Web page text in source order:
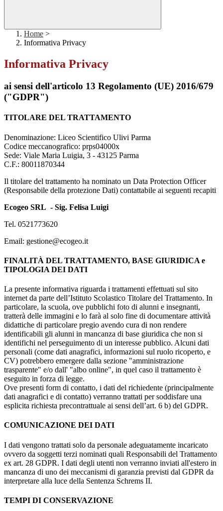
Home >
Informativa Privacy
Informativa Privacy
ai sensi dell'articolo 13 Regolamento (UE) 2016/679
("GDPR")
TITOLARE DEL TRATTAMENTO
Denominazione: Liceo Scientifico Ulivi Parma
Codice meccanografico: prps04000x
Sede: Viale Maria Luigia, 3 - 43125 Parma
C.F.: 80011870344
Il titolare del trattamento ha nominato un Data Protection Officer
(Responsabile della protezione Dati) contattabile ai seguenti recapiti
Ecogeo SRL - Sig. Felisa Luigi
Tel. 0521773620
Email: gestione@ecogeo.it
FINALITÀ DEL TRATTAMENTO, BASE GIURIDICA e
TIPOLOGIA DEI DATI
La presente informativa riguarda i trattamenti effettuati sul sito
internet da parte dell’Istituto Scolastico Titolare del Trattamento. In
particolare, la scuola, ove pubblichi foto di alunni e insegnanti,
tratterà delle immagini e lo farà al solo fine di documentare attività
didattiche di particolare pregio avendo cura di non rendere
identificabili gli alunni in mancanza di base giuridica che non si
identifichi nel perseguimento di un interesse pubblico. Alcuni dati
personali (come dati anagrafici, informazioni sul ruolo ricoperto, e
CV) potrebbero emergere dalla sezione "amministrazione
trasparente" e/o dall' "albo online", in quel caso il trattamento è
eseguito in forza di legge.
Ove presenti form di contatto, i dati del richiedente (principalmente
dati anagrafici e di contatto) verranno trattati per soddisfare una
esplicita richiesta precontrattuale ai sensi dell’art. 6 b) del GDPR.
COMUNICAZIONE DEI DATI
I dati vengono trattati solo da personale adeguatamente incaricato
ovvero da soggetti terzi nominati quali Responsabili del Trattamento
ex art. 28 GDPR. I dati degli utenti non verranno inviati all'estero in
mancanza di uno dei meccanismi di garanzia previsti dal GDPR da
interpretare alla luce della Sentenza Schrems II.
TEMPI DI CONSERVAZIONE